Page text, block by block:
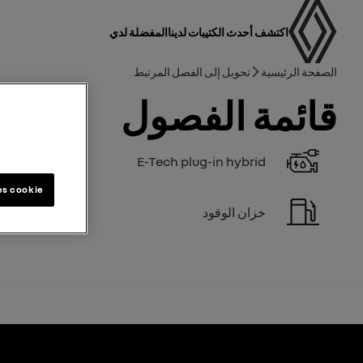
دليل المستخدم
التنقل الرئيسي
اكتشف أحدث الكتيبات لدينا المفضلة لدي
مسار التنقل
الصفحة الرئيسية تحويل إلى الفصل المرتبط
قائمة الفصول
E-Tech plug-in hybrid
خزان الوقود
cookie